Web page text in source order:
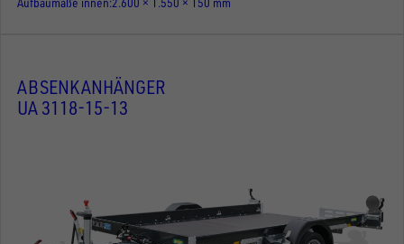
ABSENKANHÄNGER
UA 3118-15-13